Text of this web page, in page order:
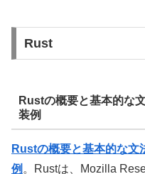
Rust
Rustの概要と基本的な
装例
Rustの概要と基本的な文
例 。Rustは、Mozilla